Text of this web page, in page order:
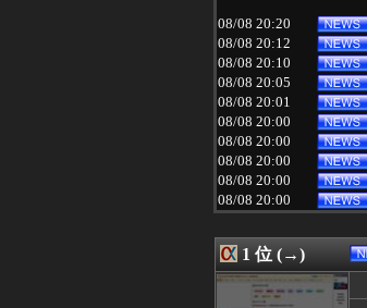
08/08 20:20
08/08 20:12
08/08 20:10
08/08 20:05
08/08 20:01
08/08 20:00
08/08 20:00
08/08 20:00
08/08 20:00
08/08 20:00
08/08 19:55
08/08 19:52
08/08 19:40
08/08 19:40
1 位 (→)